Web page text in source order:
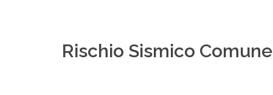
Rischio Sismico Comune